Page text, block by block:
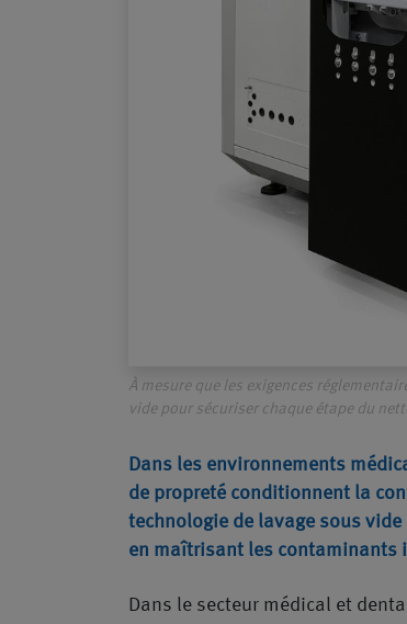
À mesure que les exigences
vide pour sécuriser chaque étape du
Dans les environnements
de propreté conditionnent la
technologie de lavage sous
en maîtrisant les contaminants
Dans le secteur médical et